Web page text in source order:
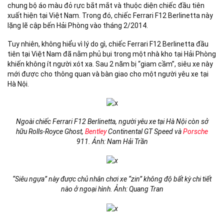
chung bộ áo màu đỏ rực bắt mắt và thuộc diện chiếc đầu tiên
xuất hiện tại Việt Nam. Trong đó, chiếc Ferrari F12 Berlinetta này
lặng lẽ cập bến Hải Phòng vào tháng 2/2014.
Tuy nhiên, không hiểu vì lý do gì, chiếc Ferrari F12 Berlinetta đầu
tiên tại Việt Nam đã nằm phủ bụi trong một nhà kho tại Hải Phòng
khiến không ít người xót xa. Sau 2 năm bị “giam cầm”, siêu xe này
mới được cho thông quan và bàn giao cho một người yêu xe tại
Hà Nội.
Ngoài chiếc Ferrari F12 Berlinetta, người yêu xe tại Hà Nội còn sở
hữu Rolls-Royce Ghost, BentleyContinental GT Speed vàPorsche
911. Ảnh: Nam Hải Trần
“Siêu ngựa” này được chủ nhân chơi xe “zin” không độ bất kỳ chi tiết
nào ở ngoại hình. Ảnh: Quang Tran